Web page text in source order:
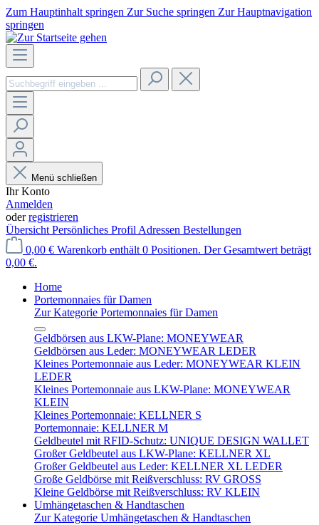
Zum Hauptinhalt springen Zur Suche springen Zur Hauptnavigation
springen
Menü schließen
Ihr Konto
Anmelden
oderregistrieren
Übersicht Persönliches Profil Adressen Bestellungen
0,00 € Warenkorb enthält 0 Positionen. Der Gesamtwert beträgt
0,00 €.
Home
Portemonnaies für Damen
Zur Kategorie Portemonnaies für Damen
Geldbörsen aus LKW-Plane: MONEYWEAR
Geldbörsen aus Leder: MONEYWEAR LEDER
Kleines Portemonnaie aus Leder: MONEYWEAR KLEIN
LEDER
Kleines Portemonnaie aus LKW-Plane: MONEYWEAR
KLEIN
Kleines Portemonnaie: KELLNER S
Portemonnaie: KELLNER M
Geldbeutel mit RFID-Schutz: UNIQUE DESIGN WALLET
Großer Geldbeutel aus LKW-Plane: KELLNER XL
Großer Geldbeutel aus Leder: KELLNER XL LEDER
Große Geldbörse mit Reißverschluss: RV GROSS
Kleine Geldbörse mit Reißverschluss: RV KLEIN
Umhängetaschen & Handtaschen
Zur Kategorie Umhängetaschen & Handtaschen